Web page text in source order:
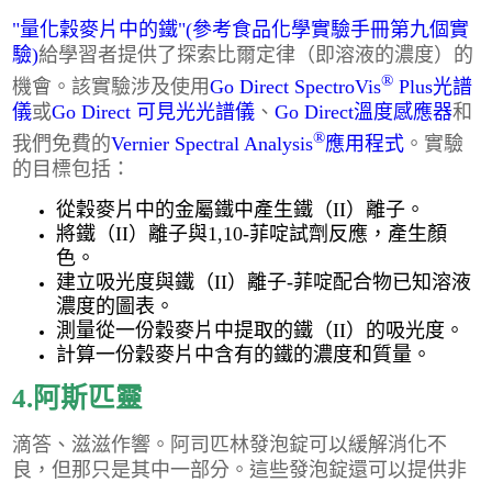
"量化穀麥片中的鐵"(參考食品化學實驗手冊第九個實
驗)給學習者提供了探索比爾定律（即溶液的濃度）的
機會。該實驗涉及使用Go Direct SpectroVis® Plus光譜
儀或Go Direct 可見光光譜儀 、Go Direct溫度感應器和
我們免費的Vernier Spectral Analysis®應用程式 。實驗
的目標包括：
從穀麥片中的金屬鐵中產生鐵（II）離子。
將鐵（II）離子與1,10-菲啶試劑反應，產生顏
色。
建立吸光度與鐵（II）離子-菲啶配合物已知溶液
濃度的圖表。
測量從一份穀麥片中提取的鐵（II）的吸光度。
計算一份穀麥片中含有的鐵的濃度和質量。
4.阿斯匹靈
滴答、滋滋作響。阿司匹林發泡錠可以緩解消化不
良，但那只是其中一部分。這些發泡錠還可以提供非